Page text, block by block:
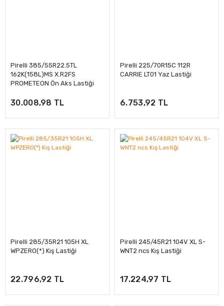
Pirelli 385/55R22.5TL
162K(158L)MS X.R2FS
PROMETEON Ön Aks Lastiği
30.008,98 TL
Pirelli 225/70R15C 112R
CARRIE LT01 Yaz Lastiği
6.753,92 TL
Pirelli 285/35R21 105H XL
WPZERO(*) Kış Lastiği
22.796,92 TL
Pirelli 245/45R21 104V XL S-
WNT2 ncs Kış Lastiği
17.224,97 TL